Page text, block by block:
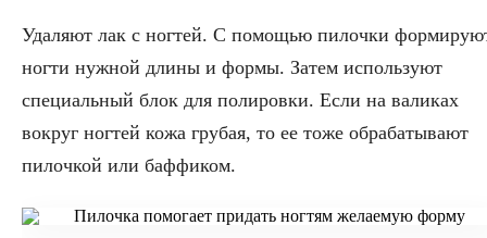
Удаляют лак с ногтей. С помощью пилочки
ногти нужной длины и формы. Затем используют
специальный блок для полировки. Если на валиках
вокруг ногтей кожа грубая, то ее тоже обрабатывают
пилочкой или баффиком.